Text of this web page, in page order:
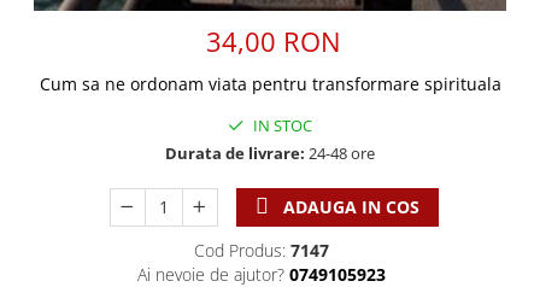
Pix plastic
Jurnale
Tablouri
Alte suveniruri
Suport pahar
34,00 RON
Cum sa ne ordonam viata pentru transformare spirituala
IN STOC
Durata de livrare: 24-48 ore
ADAUGA IN COS
Cod Produs: 7147
Ai nevoie de ajutor? 0749105923